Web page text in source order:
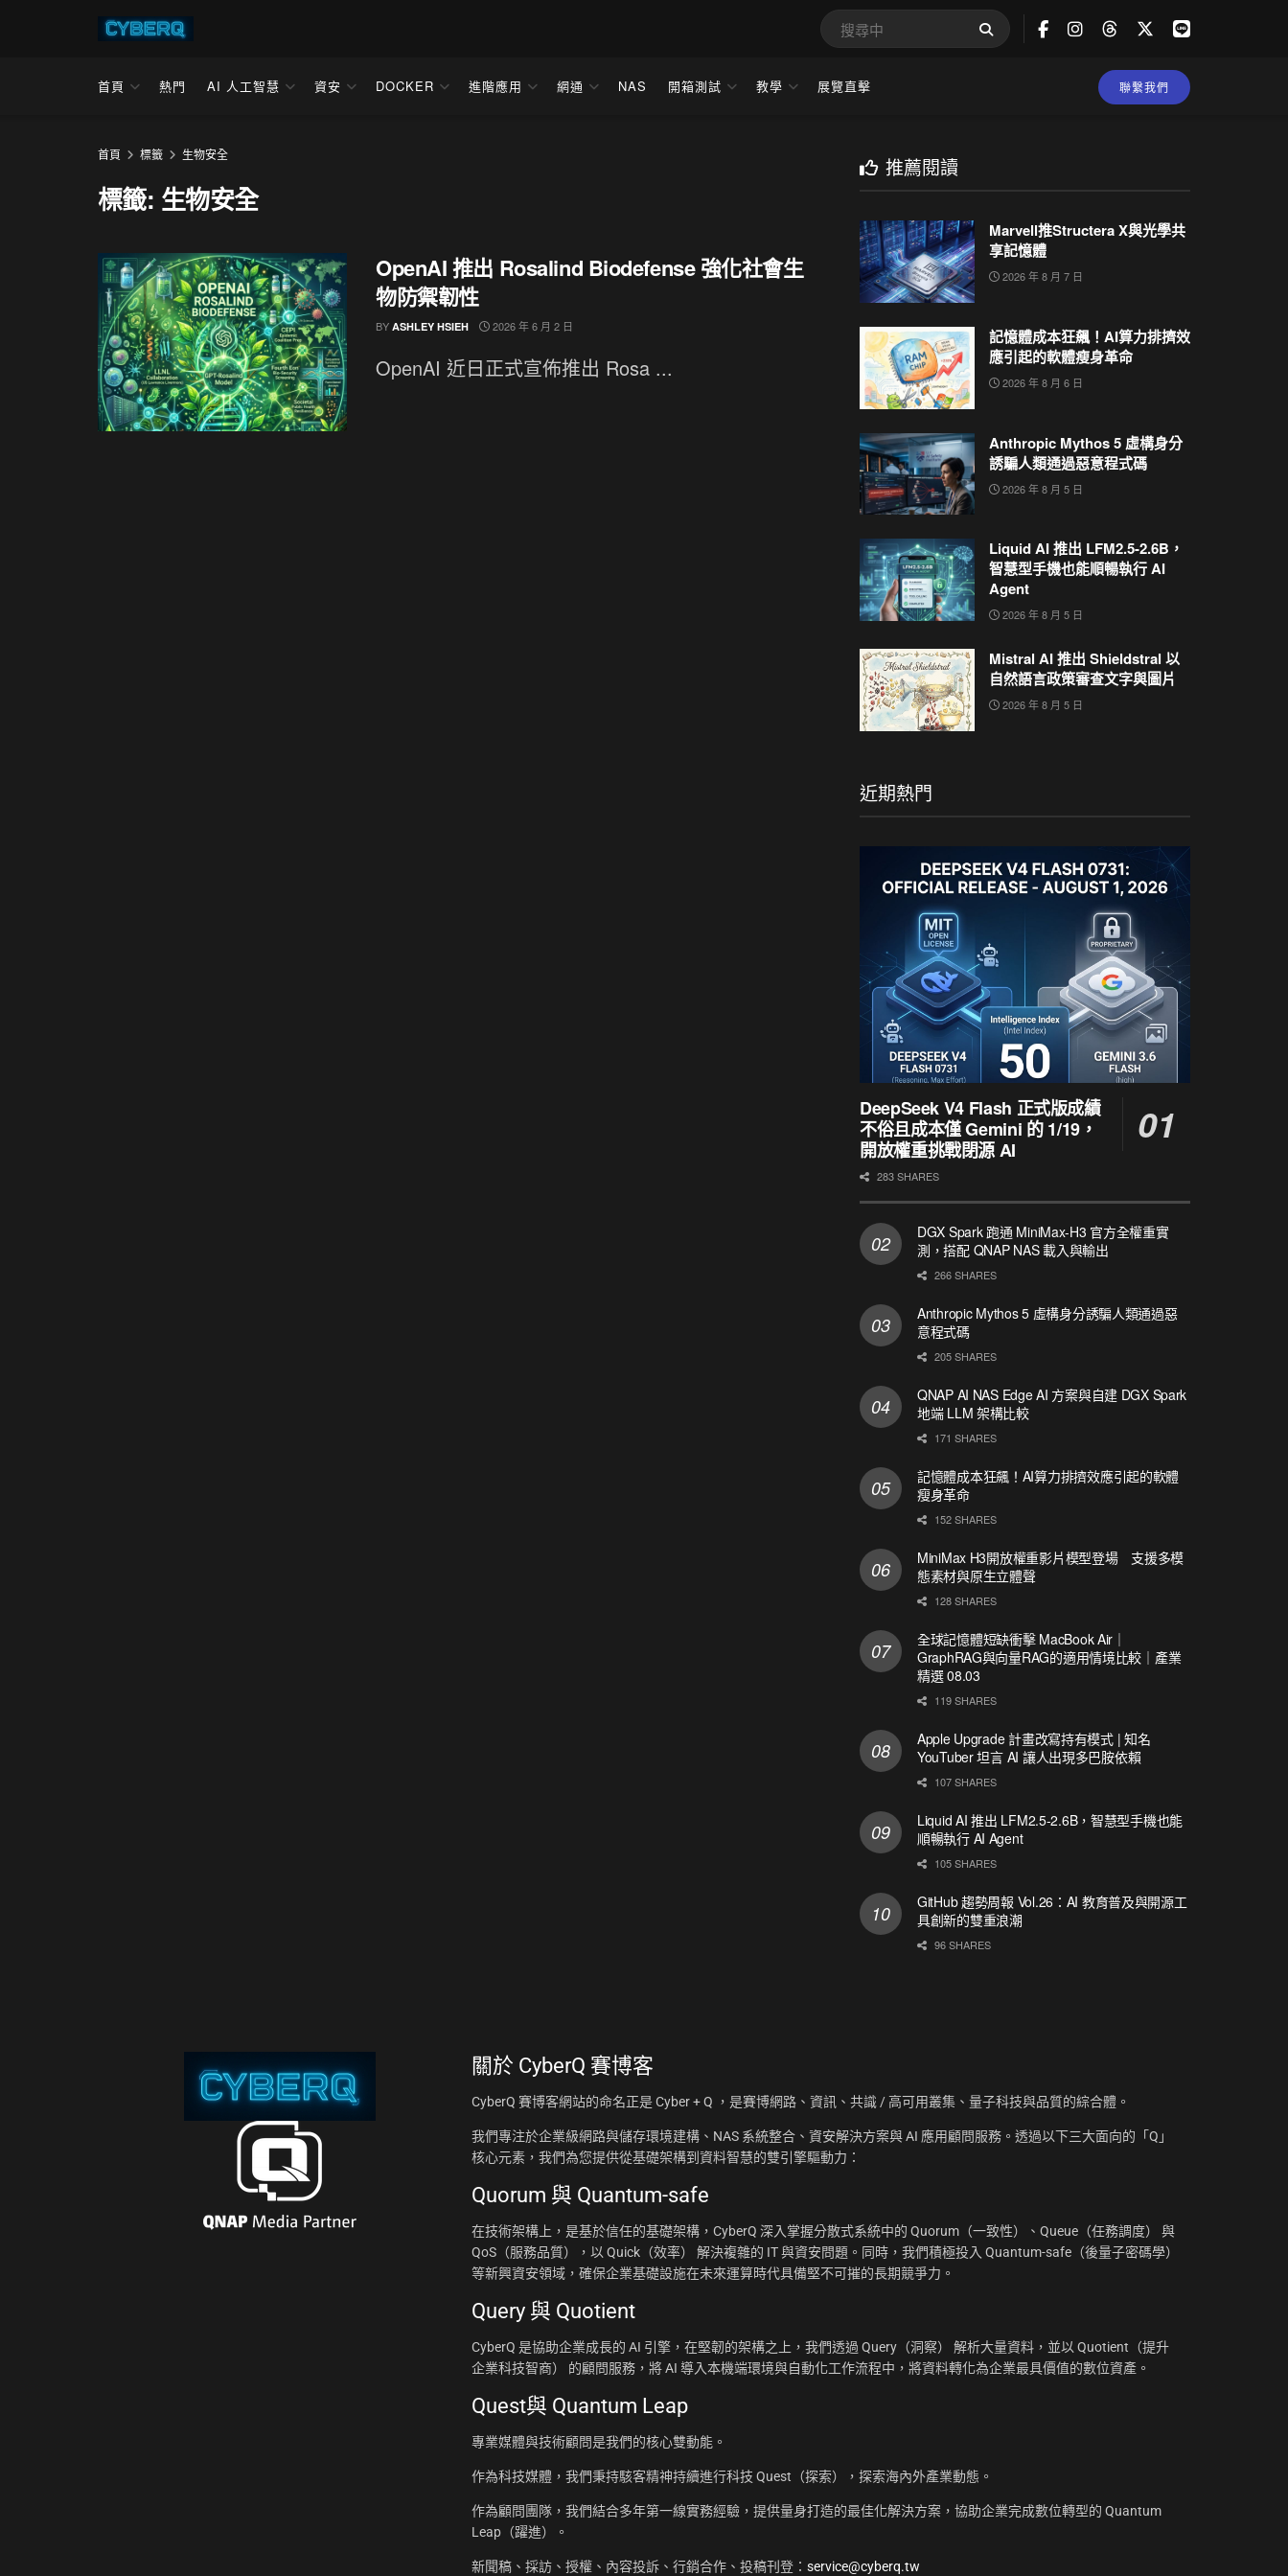
首頁 熱門 AI 人工智慧 資安 DOCKER 進階應用 網通 NAS 開箱測試 教學 展覽直擊 聯繫我們
首頁 標籤 生物安全
標籤: 生物安全
OpenAI 推出 Rosalind Biodefense 強化社會生
物防禦韌性
BY ASHLEY HSIEH 2026 年 6 月 2 日
OpenAI 近日正式宣佈推出 Rosa ...
推薦閱讀
Marvell推Structera X與光學共
享記憶體
2026 年 8 月 7 日
記憶體成本狂飆！AI算力排擠效
應引起的軟體瘦身革命
2026 年 8 月 6 日
Anthropic Mythos 5 虛構身分
誘騙人類通過惡意程式碼
2026 年 8 月 5 日
Liquid AI 推出 LFM2.5-2.6B，
智慧型手機也能順暢執行 AI
Agent
2026 年 8 月 5 日
Mistral AI 推出 Shieldstral 以
自然語言政策審查文字與圖片
2026 年 8 月 5 日
近期熱門
DeepSeek V4 Flash 正式版成績
不俗且成本僅 Gemini 的 1/19，
開放權重挑戰閉源 AI
283 SHARES
DGX Spark 跑通 MiniMax-H3 官方全權重實
測，搭配 QNAP NAS 載入與輸出
266 SHARES
Anthropic Mythos 5 虛構身分誘騙人類通過惡
意程式碼
205 SHARES
QNAP AI NAS Edge AI 方案與自建 DGX Spark
地端 LLM 架構比較
171 SHARES
記憶體成本狂飆！AI算力排擠效應引起的軟體
瘦身革命
152 SHARES
MiniMax H3開放權重影片模型登場 支援多模
態素材與原生立體聲
128 SHARES
全球記憶體短缺衝擊 MacBook Air｜
GraphRAG與向量RAG的適用情境比較｜產業
精選 08.03
119 SHARES
Apple Upgrade 計畫改寫持有模式 | 知名
YouTuber 坦言 AI 讓人出現多巴胺依賴
107 SHARES
Liquid AI 推出 LFM2.5-2.6B，智慧型手機也能
順暢執行 AI Agent
105 SHARES
GitHub 趨勢周報 Vol.26：AI 教育普及與開源工
具創新的雙重浪潮
96 SHARES
關於 CyberQ 賽博客
CyberQ 賽博客網站的命名正是 Cyber + Q ，是賽博網路、資訊、共識 / 高可用叢集、量子科技與品質的綜合體。
我們專注於企業級網路與儲存環境建構、NAS 系統整合、資安解決方案與 AI 應用顧問服務。透過以下三大面向的「Q」
核心元素，我們為您提供從基礎架構到資料智慧的雙引擎驅動力：
Quorum 與 Quantum-safe
在技術架構上，是基於信任的基礎架構，CyberQ 深入掌握分散式系統中的 Quorum（一致性）、Queue（任務調度） 與
QoS（服務品質），以 Quick（效率） 解決複雜的 IT 與資安問題。同時，我們積極投入 Quantum-safe（後量子密碼學）
等新興資安領域，確保企業基礎設施在未來運算時代具備堅不可摧的長期競爭力。
Query 與 Quotient
CyberQ 是協助企業成長的 AI 引擎，在堅韌的架構之上，我們透過 Query（洞察） 解析大量資料，並以 Quotient（提升
企業科技智商） 的顧問服務，將 AI 導入本機端環境與自動化工作流程中，將資料轉化為企業最具價值的數位資產。
Quest與 Quantum Leap
專業媒體與技術顧問是我們的核心雙動能。
作為科技媒體，我們秉持駭客精神持續進行科技 Quest（探索），探索海內外產業動態。
作為顧問團隊，我們結合多年第一線實務經驗，提供量身打造的最佳化解決方案，協助企業完成數位轉型的 Quantum
Leap（躍進）。
新聞稿、採訪、授權、內容投訴、行銷合作、投稿刊登： service@cyberq.tw